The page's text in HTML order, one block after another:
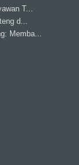
T...
d...
Memba...